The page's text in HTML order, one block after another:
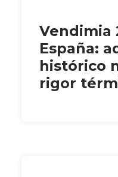
Vendimia
España:
histórico
rigor